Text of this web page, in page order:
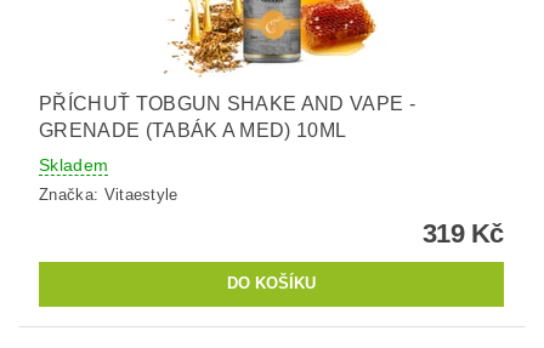
PŘÍCHUŤ TOBGUN SHAKE AND VAPE -
GRENADE (TABÁK A MED) 10ML
Skladem
Značka: Vitaestyle
319 Kč